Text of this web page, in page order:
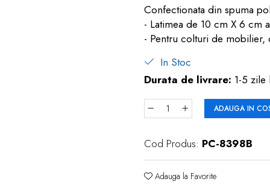
Confectionata din spuma
- Latimea de 10 cm X 6 cm
- Pentru colturi de mobilier,
In Stoc
Durata de livrare: 1-5 zile
ADAUGA IN
Cod Produs: PC-8398B
Adauga la Favorite